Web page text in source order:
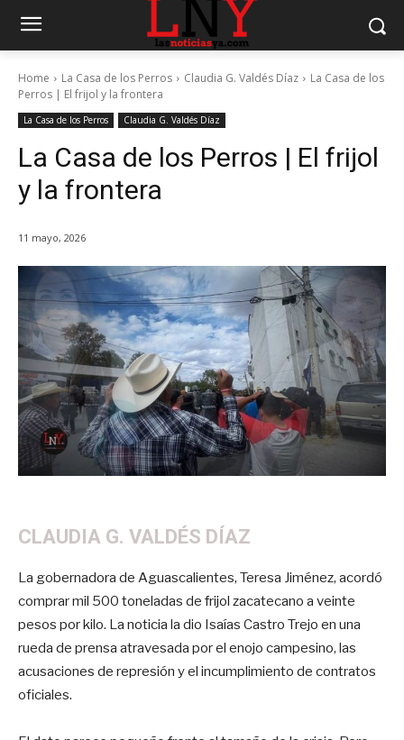
Home La Casa de los Perros Claudia G. Valdés Díaz
La Casa de los
Perros | El frijol y la frontera
La Casa de los Perros Claudia G. Valdés Díaz
La Casa de los Perros | El frijol
y la frontera
11 mayo, 2026
CLAUDIA G. VALDÉS DÍAZ
La gobernadora de Aguascalientes, Teresa Jiménez, acordó
comprar mil 500 toneladas de frijol zacatecano a veinte
pesos por kilo. La noticia la dio Isaías Castro Trejo en una
rueda de prensa atravesada por el enojo campesino, las
acusaciones de represión y el incumplimiento de contratos
oficiales.